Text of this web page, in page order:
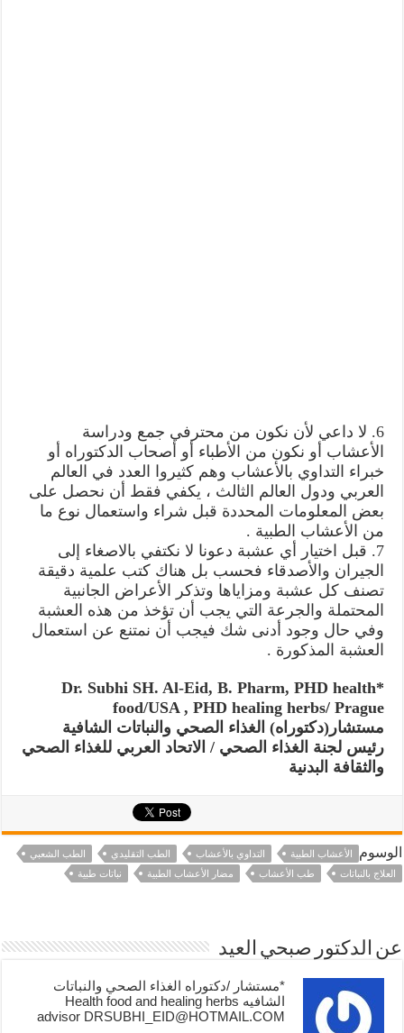
6. لا داعي لأن نكون من محترفي جمع ودراسة
الأعشاب أو نكون من الأطباء أو أصحاب الدكتوراه أو
خبراء التداوي بالأعشاب وهم كثيروا العدد في العالم
العربي ودول العالم الثالث ، يكفي فقط أن نحصل على
بعض المعلومات المحددة قبل شراء واستعمال نوع ما
من الأعشاب الطبية .
7. قبل اختيار أي عشبة دعونا لا نكتفي بالاصغاء إلى
الجيران والأصدقاء فحسب بل هناك كتب علمية دقيقة
تصنف كل عشبة ومزاياها وتذكر الأعراض الجانبية
المحتملة والجرعة التي يجب أن تؤخذ من هذه العشبة
وفي حال وجود أدنى شك فيجب أن نمتنع عن استعمال
العشبة المذكورة .
*Dr. Subhi SH. Al-Eid, B. Pharm, PHD health
food/USA , PHD healing herbs/ Prague
مستشار(دكتوراه) الغذاء الصحي والنباتات الشافية
رئيس لجنة الغذاء الصحي / الاتحاد العربي للغذاء الصحي
والثقافة البدنية
الوسوم الأعشاب الطبية التداوي بالأعشاب الطب التقليدي
الطب الشعبي
العلاج بالنباتات
طب الأعشاب مضار الأعشاب الطبية نباتات طبية
عن الدكتور صبحي العيد
*مستشار /دكتوراه الغذاء الصحي والنباتات
الشافيه Health food and healing herbs
advisor DRSUBHI_EID@HOTMAIL.COM